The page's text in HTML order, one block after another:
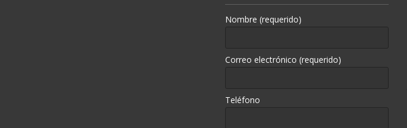
Nombre (requerido)
Correo electrónico (requerido)
Teléfono